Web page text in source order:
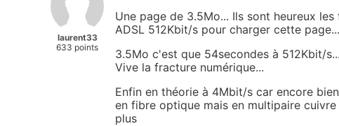
laurent33
633 points
Une page de 3.5Mo... Ils sont heureux
ADSL 512Kbit/s pour charger cette page...
3.5Mo c'est que 54secondes à 512Kbit/
Vive la fracture numérique...
Enfin en théorie à 4Mbit/s car encore
en fibre optique mais en multipaire
plus